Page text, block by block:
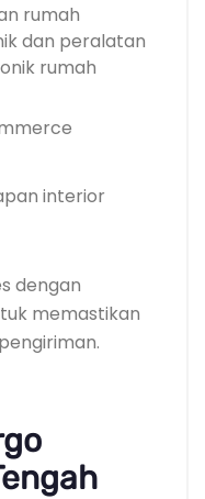
rumah
dan peralatan
rumah
interior
dengan
memastikan